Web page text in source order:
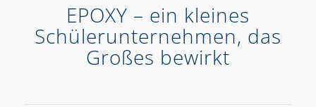
EPOXY – ein kleines
Schülerunternehmen, das
Großes bewirkt